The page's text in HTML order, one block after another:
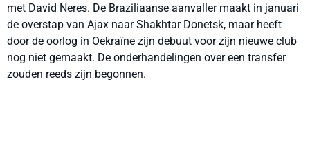
met David Neres. De Braziliaanse aanvaller maakt in januari
de overstap van Ajax naar Shakhtar Donetsk, maar heeft
door de oorlog in Oekraïne zijn debuut voor zijn nieuwe club
nog niet gemaakt. De onderhandelingen over een transfer
zouden reeds zijn begonnen.